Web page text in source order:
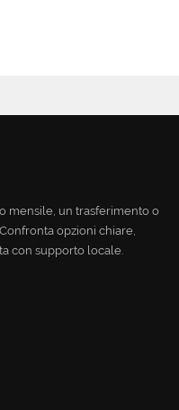
mensile, un trasferimento o
opzioni chiare,
con supporto locale.